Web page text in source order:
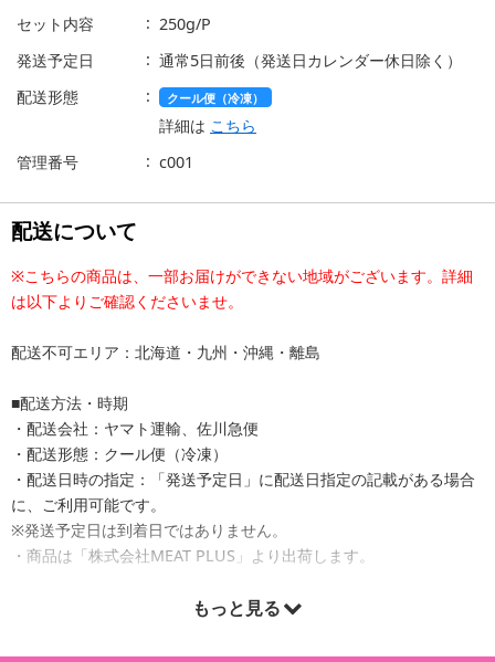
セット内容
250g/P
発送予定日
通常5日前後（発送日カレンダー休日除く）
配送形態
クール便（冷凍）
詳細は こちら
管理番号
c001
配送について
※こちらの商品は、一部お届けができない地域がございます。詳細
は以下よりご確認くださいませ。
配送不可エリア：北海道・九州・沖縄・離島
■配送方法・時期
・配送会社：ヤマト運輸、佐川急便
・配送形態：クール便（冷凍）
・配送日時の指定：「発送予定日」に配送日指定の記載がある場合
に、ご利用可能です。
※発送予定日は到着日ではありません。
・商品は「株式会社MEAT PLUS」より出荷します。
もっと見る